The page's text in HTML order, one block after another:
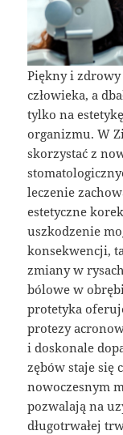
Piękny i
człowieka, a
tylko na
organizmu. W
skorzystać z
leczenie
estetyczne
uszkodzenie
konsekwencji,
zmiany w
bólowe w
protetyka
protezy
i doskonale
zębów staje się
nowoczesnym
pozwalają na
długotrwałej